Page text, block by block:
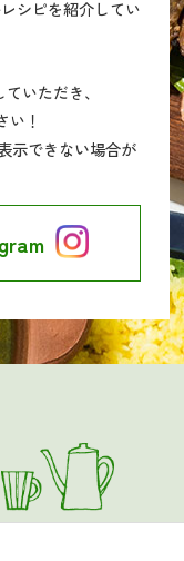
シピを紹介してい
いただき、
！
示できない場合が